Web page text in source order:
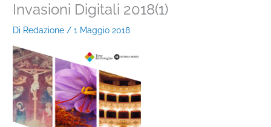
Invasioni Digitali 2018(1)
Di Redazione/1 Maggio 2018